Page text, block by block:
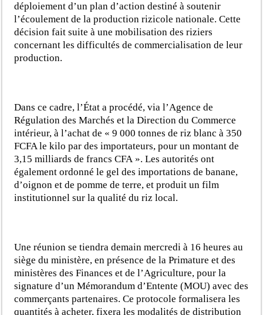
déploiement d’un plan d’action destiné à soutenir
l’écoulement de la production rizicole nationale. Cette
décision fait suite à une mobilisation des riziers
concernant les difficultés de commercialisation de leur
production.
Dans ce cadre, l’État a procédé, via l’Agence de
Régulation des Marchés et la Direction du Commerce
intérieur, à l’achat de « 9 000 tonnes de riz blanc à 350
FCFA le kilo par des importateurs, pour un montant de
3,15 milliards de francs CFA ». Les autorités ont
également ordonné le gel des importations de banane,
d’oignon et de pomme de terre, et produit un film
institutionnel sur la qualité du riz local.
Une réunion se tiendra demain mercredi à 16 heures au
siège du ministère, en présence de la Primature et des
ministères des Finances et de l’Agriculture, pour la
signature d’un Mémorandum d’Entente (MOU) avec des
commerçants partenaires. Ce protocole formalisera les
quantités à acheter, fixera les modalités de distribution